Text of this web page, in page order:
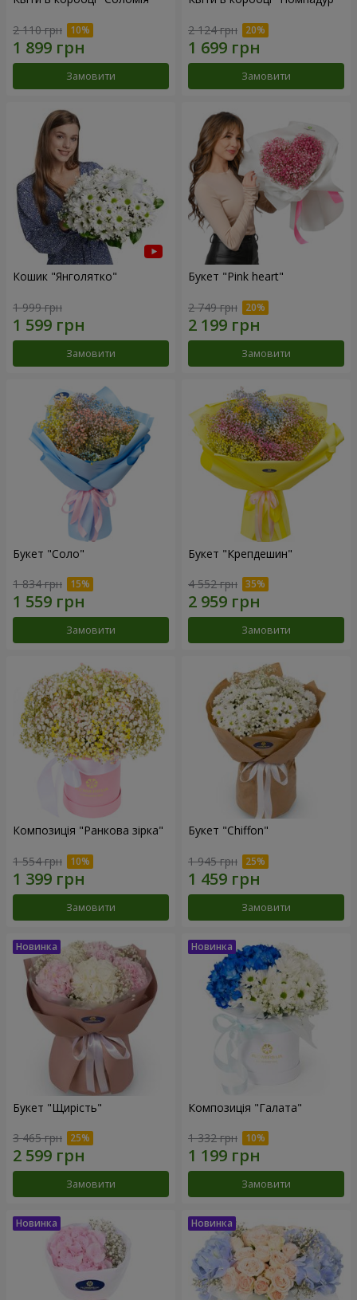
2 110 грн
Замовити
2 124 грн
Замовити
Кошик "Янголятко"
1 999 грн
Замовити
Букет "Pink heart"
2 749 грн
Замовити
Букет "Соло"
1 834 грн
Замовити
Букет "Крепдешин"
4 552 грн
Замовити
Композиція "Ранкова зірка"
1 554 грн
Замовити
Букет "Chiffon"
1 945 грн
Замовити
Букет "Щирість"
3 465 грн
Замовити
Композиція "Галата"
1 332 грн
Замовити